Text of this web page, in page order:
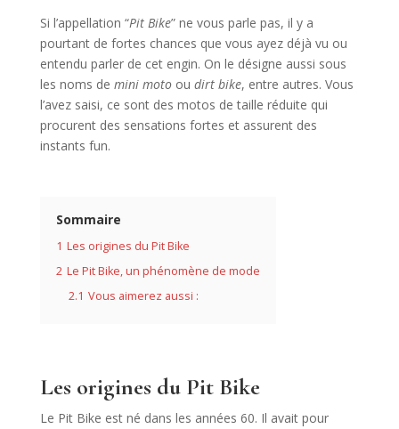
Si l’appellation “Pit Bike” ne vous parle pas, il y a
pourtant de fortes chances que vous ayez déjà vu ou
entendu parler de cet engin. On le désigne aussi sous
les noms de mini motoou dirt bike, entre autres. Vous
l’avez saisi, ce sont des motos de taille réduite qui
procurent des sensations fortes et assurent des
instants fun.
Sommaire
1 Les origines du Pit Bike
2 Le Pit Bike, un phénomène de mode
2.1 Vous aimerez aussi :
Les origines du Pit Bike
Le Pit Bike est né dans les années 60. Il avait pour